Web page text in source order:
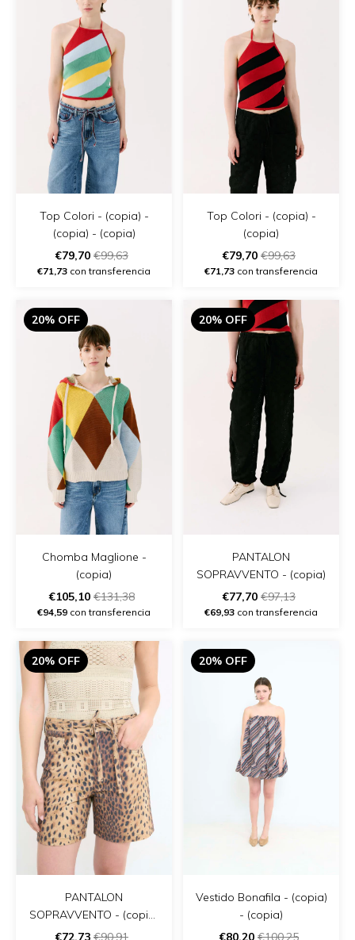
Top Colori - (copia) -
(copia) - (copia)
€79,70 €99,63
€71,73 con transferencia
Top Colori - (copia) -
(copia)
€79,70 €99,63
€71,73 con transferencia
20% OFF
Chomba Maglione -
(copia)
€105,10 €131,38
€94,59 con transferencia
20% OFF
PANTALON
SOPRAVVENTO - (copia)
€77,70 €97,13
€69,93 con transferencia
20% OFF
PANTALON
SOPRAVVENTO - (copia)
- (copia) - (copia)
€72,73 €90,91
20% OFF
Vestido Bonafila - (copia)
- (copia)
€80,20 €100,25